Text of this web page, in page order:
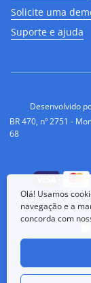
Solicite uma
Suporte e ajuda
Desenvolvido
BR 470, nº 2751 -
68
Olá! Usamos
navegação e a
concorda com